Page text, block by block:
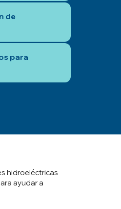
de
para
hidroeléctricas
ayudar a